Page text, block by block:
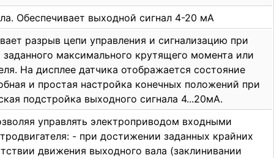
Обеспечивает выходной сигнал 4-20 мА
разрыв цепи управления и сигнализацию при
максимального крутящего момента или
На дисплее датчика отображается состояние
и простая настройка конечных положений при
подстройка выходного сигнала 4...20мА.
управлять электроприводом входными
- при достижении заданных крайних
движения выходного вала (заклинивании